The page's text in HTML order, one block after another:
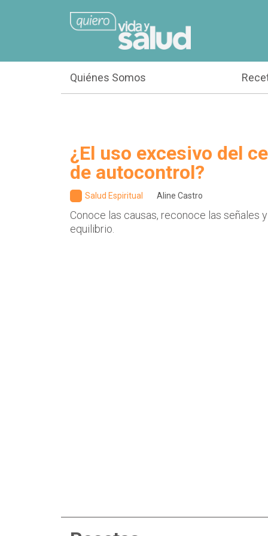
Quiénes Somos
¿El uso excesivo del
de autocontrol?
Salud Espiritual Aline Castro
Conoce las causas, reconoce las señales
equilibrio.